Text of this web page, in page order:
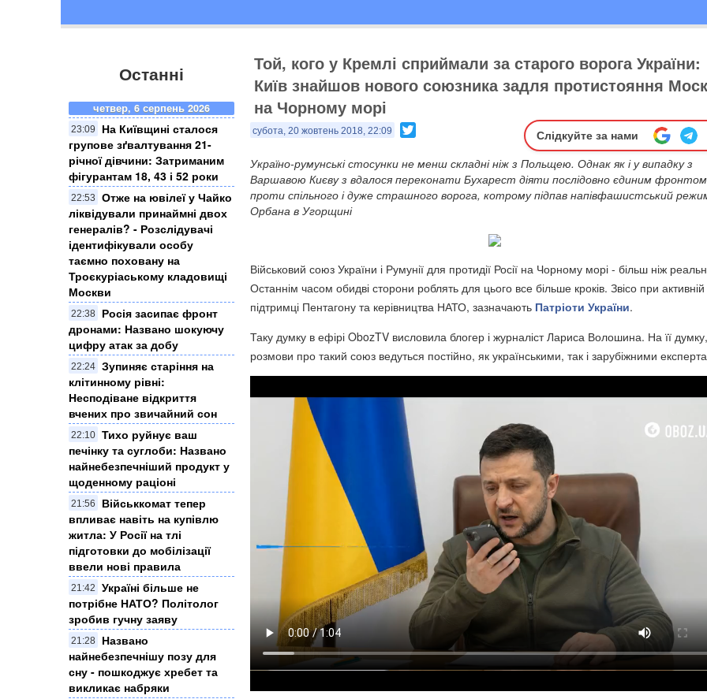
Останні
четвер, 6 серпень 2026
23:09
На Київщині сталося
групове зґвалтування 21-
річної дівчини: Затриманим
фігурантам 18, 43 і 52 роки
22:53
Отже на ювілеї у Чайко
ліквідували принаймні двох
генералів? - Розслідувачі
ідентифікували особу
таємно поховану на
Троєкуріаському кладовищі
Москви
22:38
Росія засипає фронт
дронами: Названо шокуючу
цифру атак за добу
22:24 Зупиняє старіння на
клітинному рівні:
Несподіване відкриття
вчених про звичайний сон
22:10 Тихо руйнує ваш
печінку та суглоби: Названо
найнебезпечніший продукт у
щоденному раціоні
21:56
Військкомат тепер
впливає навіть на купівлю
житла: У Росії на тлі
підготовки до мобілізації
ввели нові правила
21:42
Україні більше не
потрібне НАТО? Політолог
зробив гучну заяву
21:28
Названо
найнебезпечнішу позу для
сну - пошкоджує хребет та
викликає набряки
Той, кого у Кремлі сприймали за старого ворога України:
Київ знайшов нового союзника задля протистояння
на Чорному морі
субота, 20 жовтень 2018, 22:09 Слідкуйте за нами
​Україно-румунські стосунки не менш складні ніж з Польщею. Однак як і у випадку з
Варшавою Києву з вдалося переконати Бухарест діяти послідовно єдиним фронтом
проти спільного і дуже страшного ворога, котрому підпав напівфашистський
Орбана в Угорщині
Військовий союз України і Румунії для протидії Росії на Чорному морі - більш ніж
Останнім часом обидві сторони роблять для цього все більше кроків. Звісо при активній
підтримці Пентагону та керівництва НАТО, зазначають Патріоти України.
Таку думку в ефірі ObozTV висловила блогер і журналіст Лариса Волошина. На її думку,
розмови про такий союз ведуться постійно, як українськими, так і зарубіжними